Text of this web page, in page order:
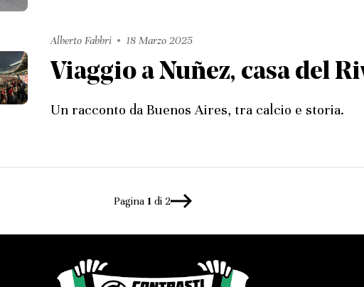
Alberto Fabbri 18 Marzo 2025
Viaggio a Nuñez, casa del
Un racconto da Buenos Aires, tra calcio e storia.
Pagina 1 di 2